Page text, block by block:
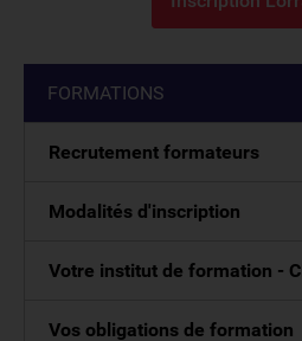
FORMATIONS
Recrutement formateurs
Modalités d'inscription
Votre institut de formation -
Vos obligations de formation